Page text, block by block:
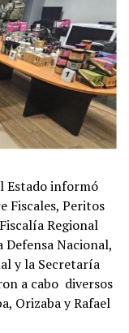
Estado informó
Fiscales, Peritos
Regional
Nacional,
y la Secretaría
a cabo diversos
Orizaba y Rafael